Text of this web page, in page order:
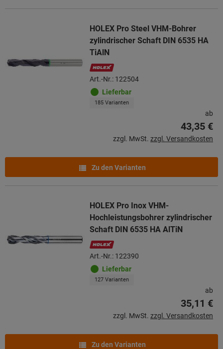
HOLEX Pro Steel VHM-Bohrer
zylindrischer Schaft DIN 6535 HA
TiAlN
Art.-Nr.: 122504
Lieferbar
185 Varianten
ab
43,35 €
zzgl. MwSt. zzgl. Versandkosten
Zu den Varianten
HOLEX Pro Inox VHM-
Hochleistungsbohrer zylindrischer
Schaft DIN 6535 HA AlTiN
Art.-Nr.: 122390
Lieferbar
127 Varianten
ab
35,11 €
zzgl. MwSt. zzgl. Versandkosten
Zu den Varianten